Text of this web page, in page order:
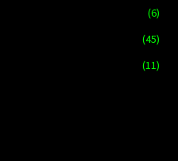
(6)
(45)
(11)